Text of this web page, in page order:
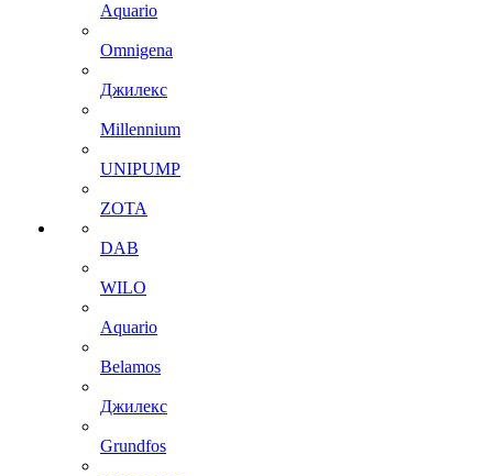
Aquario
Omnigena
Джилекс
Millennium
UNIPUMP
ZOTA
DAB
WILO
Aquario
Belamos
Джилекс
Grundfos